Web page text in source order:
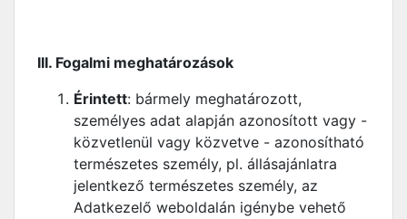
III. Fogalmi meghatározások
Érintett: bármely meghatározott,
személyes adat alapján azonosított vagy -
közvetlenül vagy közvetve - azonosítható
természetes személy, pl. állásajánlatra
jelentkező természetes személy, az
Adatkezelő weboldalán igénybe vehető